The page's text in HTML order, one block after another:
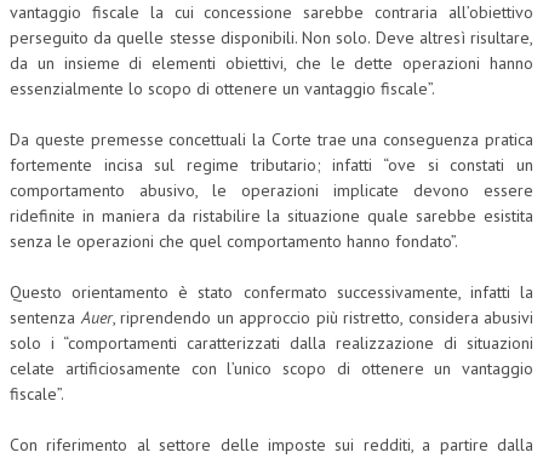
PUBBLICAZIONI
BOLLETTINO FINANZIAMENTI
TELEGRAM
DOCUMENTI
MANUALI E MONOGRAFIE
TESI DI LAUREA
MATERIALE DIDATTICO
INVITI E PROMOZIONI
vantaggio fiscale la cui concessione sarebbe contraria all’obiettivo
perseguito da quelle stesse disponibili. Non solo. Deve altresì risultare,
da un insieme di elementi obiettivi, che le dette operazioni hanno
essenzialmente lo scopo di ottenere un vantaggio fiscale”.
Da queste premesse concettuali la Corte trae una conseguenza pratica
fortemente incisa sul regime tributario; infatti “ove si constati un
comportamento abusivo, le operazioni implicate devono essere
ridefinite in maniera da ristabilire la situazione quale sarebbe esistita
senza le operazioni che quel comportamento hanno fondato”.
Questo orientamento è stato confermato successivamente, infatti la
sentenzaAuer, riprendendo un approccio più ristretto, considera abusivi
solo i “comportamenti caratterizzati dalla realizzazione di situazioni
celate artificiosamente con l’unico scopo di ottenere un vantaggio
fiscale”.
Con riferimento al settore delle imposte sui redditi, a partire dalla